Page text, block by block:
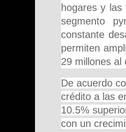
hogares y
segmento
constante
permiten
29 millones
De acuerdo
crédito a las
10.5%
con un